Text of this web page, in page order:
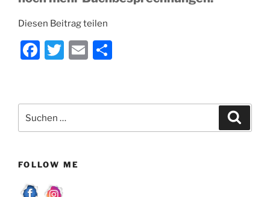
Diesen Beitrag teilen
F
e
b
o
k
T
er
E
l
n
nach:
FOLLOW ME